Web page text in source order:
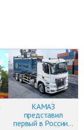
КАМАЗ
представил
первый в России...